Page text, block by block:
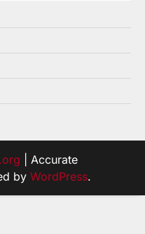
| Accurate
by WordPress.